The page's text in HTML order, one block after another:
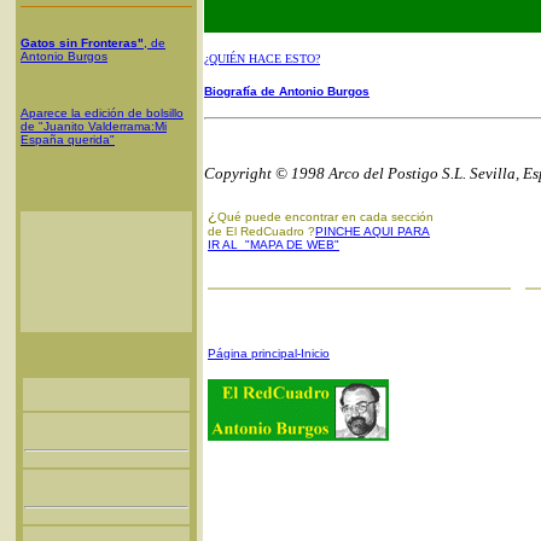
Gatos sin Fronteras" , de
Antonio Burgos
Aparece la edición de bolsillo
de "Juanito Valderrama:Mi
España querida"
¿QUIÉN HACE ESTO?
Biografía de Antonio Burgos
Copyright © 1998 Arco del Postigo S.L. Sevilla,
¿ Qué puede encontrar en cada sección
de El RedCuadro ?PINCHE AQUI PARA
IR AL "MAPA DE WEB"
Página principal-Inicio